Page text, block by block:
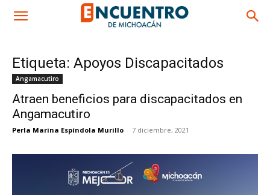
Etiqueta: Apoyos Discapacitados
Angamacutiro
Atraen beneficios para discapacitados en
Angamacutiro
Perla Marina Espíndola Murillo - 7 diciembre, 2021